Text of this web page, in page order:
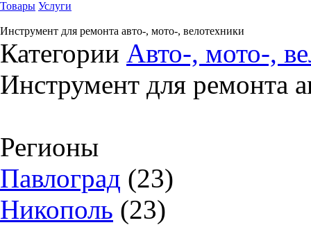
Товары Услуги
Инструмент для ремонта авто-, мото-, велотехники
Категории Авто-, мото-,
Инструмент для ремонта
Регионы
Павлоград (23)
Никополь (23)